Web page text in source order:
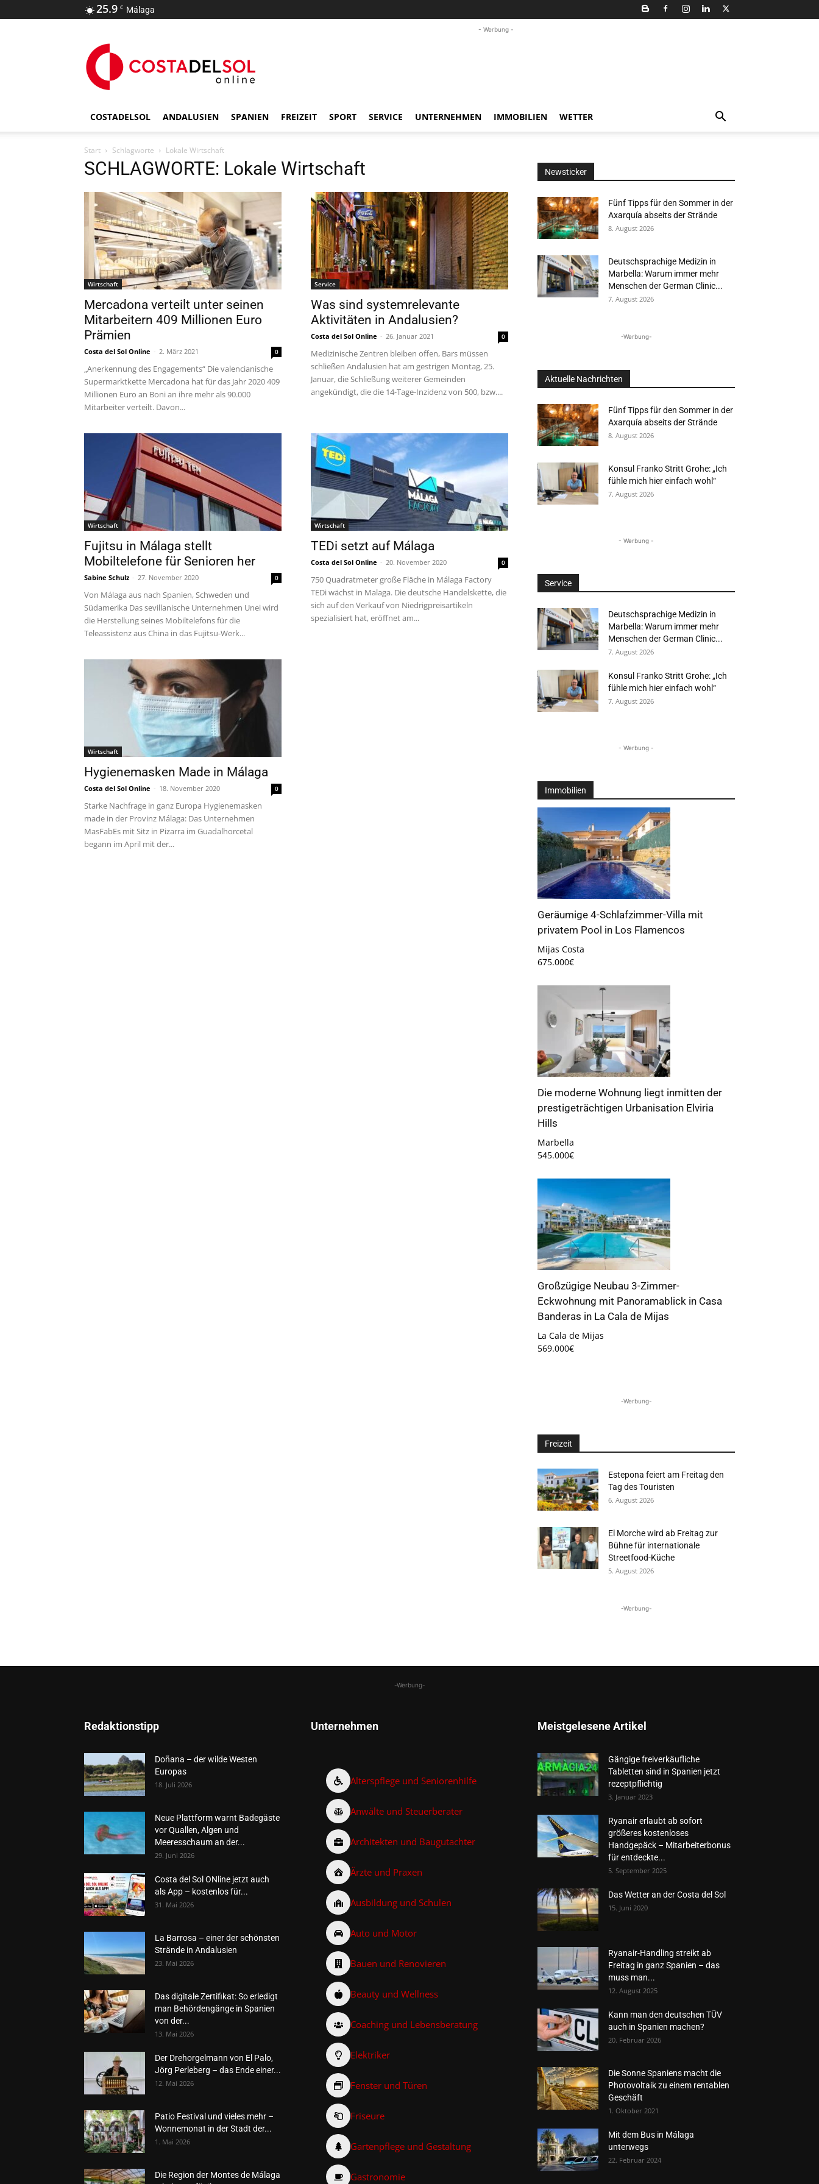
25.9 C Málaga
- Werbung -
COSTADELSOL ANDALUSIEN SPANIEN FREIZEIT SPORT SERVICE UNTERNEHMEN IMMOBILIEN WETTER
Start Schlagworte Lokale Wirtschaft
SCHLAGWORTE: Lokale Wirtschaft
Wirtschaft
Mercadona verteilt unter seinen
Mitarbeitern 409 Millionen Euro
Prämien
Costa del Sol Online - 2. März 2021 0
„Anerkennung des Engagements“ Die valencianische
Supermarktkette Mercadona hat für das Jahr 2020 409
Millionen Euro an Boni an ihre mehr als 90.000
Mitarbeiter verteilt. Davon...
Service
Was sind systemrelevante
Aktivitäten in Andalusien?
Costa del Sol Online - 26. Januar 2021 0
Medizinische Zentren bleiben offen, Bars müssen
schließen Andalusien hat am gestrigen Montag, 25.
Januar, die Schließung weiterer Gemeinden
angekündigt, die die 14-Tage-Inzidenz von 500, bzw....
Wirtschaft
Fujitsu in Málaga stellt
Mobiltelefone für Senioren her
Sabine Schulz - 27. November 2020 0
Von Málaga aus nach Spanien, Schweden und
Südamerika Das sevillanische Unternehmen Unei wird
die Herstellung seines Mobiltelefons für die
Teleassistenz aus China in das Fujitsu-Werk...
Wirtschaft
TEDi setzt auf Málaga
Costa del Sol Online - 20. November 2020 0
750 Quadratmeter große Fläche in Málaga Factory
TEDi wächst in Malaga. Die deutsche Handelskette, die
sich auf den Verkauf von Niedrigpreisartikeln
spezialisiert hat, eröffnet am...
Wirtschaft
Hygienemasken Made in Málaga
Costa del Sol Online - 18. November 2020 0
Starke Nachfrage in ganz Europa Hygienemasken
made in der Provinz Málaga: Das Unternehmen
MasFabEs mit Sitz in Pizarra im Guadalhorcetal
begann im April mit der...
Newsticker
Fünf Tipps für den Sommer in der
Axarquía abseits der Strände
8. August 2026
Deutschsprachige Medizin in
Marbella: Warum immer mehr
Menschen der German Clinic...
7. August 2026
-Werbung-
Aktuelle Nachrichten
Fünf Tipps für den Sommer in der
Axarquía abseits der Strände
8. August 2026
Konsul Franko Stritt Grohe: „Ich
fühle mich hier einfach wohl“
7. August 2026
- Werbung -
Service
Deutschsprachige Medizin in
Marbella: Warum immer mehr
Menschen der German Clinic...
7. August 2026
Konsul Franko Stritt Grohe: „Ich
fühle mich hier einfach wohl“
7. August 2026
- Werbung -
Immobilien
Geräumige 4-Schlafzimmer-Villa mit
privatem Pool in Los Flamencos
Mijas Costa
675.000€
Die moderne Wohnung liegt inmitten der
prestigeträchtigen Urbanisation Elviria
Hills
Marbella
545.000€
Großzügige Neubau 3-Zimmer-
Eckwohnung mit Panoramablick in Casa
Banderas in La Cala de Mijas
La Cala de Mijas
569.000€
-Werbung-
Freizeit
Estepona feiert am Freitag den
Tag des Touristen
6. August 2026
El Morche wird ab Freitag zur
Bühne für internationale
Streetfood-Küche
5. August 2026
-Werbung-
-Werbung-
Redaktionstipp
Doñana – der wilde Westen
Europas
18. Juli 2026
Neue Plattform warnt Badegäste
vor Quallen, Algen und
Meeresschaum an der...
29. Juni 2026
Costa del Sol ONline jetzt auch
als App – kostenlos für...
31. Mai 2026
La Barrosa – einer der schönsten
Strände in Andalusien
23. Mai 2026
Das digitale Zertifikat: So erledigt
man Behördengänge in Spanien
von der...
13. Mai 2026
Der Drehorgelmann von El Palo,
Jörg Perleberg – das Ende einer...
12. Mai 2026
Patio Festival und vieles mehr –
Wonnemonat in der Stadt der...
1. Mai 2026
Die Region der Montes de Málaga
Unternehmen
Alterspflege und Seniorenhilfe
Anwälte und Steuerberater
Architekten und Baugutachter
Ärzte und Praxen
Ausbildung und Schulen
Auto und Motor
Bauen und Renovieren
Beauty und Wellness
Coaching und Lebensberatung
Elektriker
Fenster und Türen
Friseure
Gartenpflege und Gestaltung
Gastronomie
Meistgelesene Artikel
Gängige freiverkäufliche
Tabletten sind in Spanien jetzt
rezeptpflichtig
3. Januar 2023
Ryanair erlaubt ab sofort
größeres kostenloses
Handgepäck – Mitarbeiterbonus
für entdeckte...
5. September 2025
Das Wetter an der Costa del Sol
15. Juni 2020
Ryanair-Handling streikt ab
Freitag in ganz Spanien – das
muss man...
12. August 2025
Kann man den deutschen TÜV
auch in Spanien machen?
20. Februar 2026
Die Sonne Spaniens macht die
Photovoltaik zu einem rentablen
Geschäft
1. Oktober 2021
Mit dem Bus in Málaga
unterwegs
22. Februar 2024